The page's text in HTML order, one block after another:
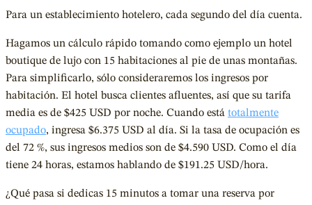
Para un establecimiento hotelero, cada segundo del día cuenta.
Hagamos un cálculo rápido tomando como ejemplo un hotel
boutique de lujo con 15 habitaciones al pie de unas montañas.
Para simplificarlo, sólo consideraremos los ingresos por
habitación. El hotel busca clientes afluentes, así que su tarifa
media es de $425 USD por noche. Cuando está totalmente
ocupado, ingresa $6.375 USD al día. Si la tasa de ocupación es
del 72 %, sus ingresos medios son de $4.590 USD. Como el día
tiene 24 horas, estamos hablando de $191.25 USD/hora.
¿Qué pasa si dedicas 15 minutos a tomar una reserva por